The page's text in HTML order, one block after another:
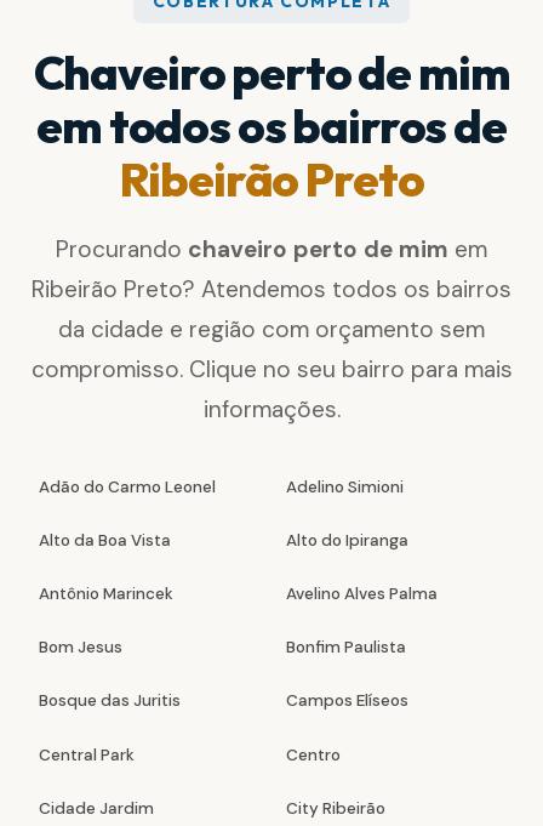
Chaveiro perto de mim
em todos os bairros de
Ribeirão Preto
Procurando chaveiro perto de mim em
Ribeirão Preto? Atendemos todos os bairros
da cidade e região com orçamento sem
compromisso. Clique no seu bairro para mais
informações.
Adão do Carmo Leonel Adelino Simioni
Alto da Boa Vista Alto do Ipiranga
Antônio Marincek Avelino Alves Palma
Bom Jesus Bonfim Paulista
Bosque das Juritis Campos Elíseos
Central Park Centro
Cidade Jardim City Ribeirão